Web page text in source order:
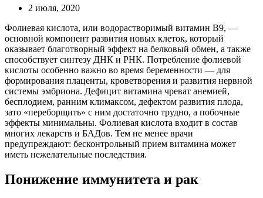
2 июля, 2020
Фолиевая кислота, или водорастворимый витамин В9, —
основной компонент развития новых клеток, который
оказывает благотворный эффект на белковый обмен, а также
способствует синтезу ДНК и РНК. Потребление фолиевой
кислоты особенно важно во время беременности — для
формирования плаценты, кроветворения и развития нервной
системы эмбриона. Дефицит витамина чреват анемией,
бесплодием, ранним климаксом, дефектом развития плода,
зато «переборщить» с ним достаточно трудно, а побочные
эффекты минимальны. Фолиевая кислота входит в состав
многих лекарств и БАДов. Тем не менее врачи
предупреждают: бесконтрольный прием витамина может
иметь нежелательные последствия.
Понижение иммунитета и рак